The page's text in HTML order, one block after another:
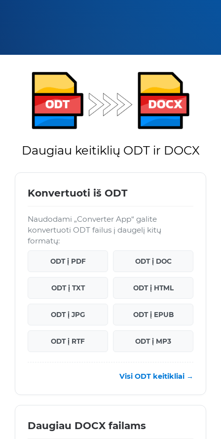
Daugiau keitiklių ODT ir DOCX
Konvertuoti iš ODT
Naudodami „Converter App“ galite
konvertuoti ODT failus į daugelį kitų
formatų:
ODT į PDF ODT į DOC
ODT į TXT ODT į HTML
ODT į JPG ODT į EPUB
ODT į RTF ODT į MP3
Visi ODT keitikliai →
Daugiau DOCX failams